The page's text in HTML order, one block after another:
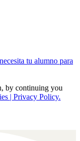
tu alumno para
by continuing you
| Privacy Policy.